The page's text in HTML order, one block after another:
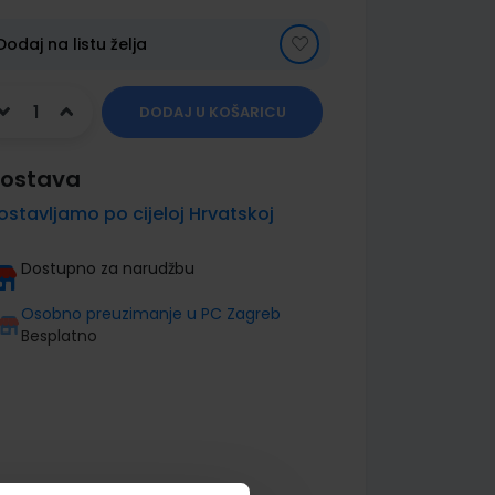
na listu želja
DODAJ U KOŠARICU
po cijeloj Hrvatskoj
Dostupno za narudžbu
Osobno preuzimanje u PC Zagreb
Besplatno